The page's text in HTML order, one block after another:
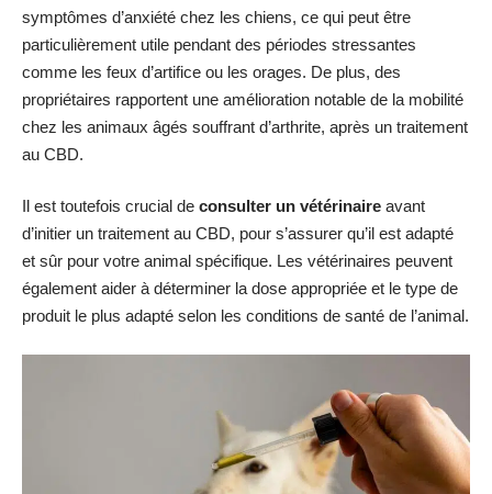
symptômes d’anxiété chez les chiens, ce qui peut être
particulièrement utile pendant des périodes stressantes
comme les feux d’artifice ou les orages. De plus, des
propriétaires rapportent une amélioration notable de la mobilité
chez les animaux âgés souffrant d’arthrite, après un traitement
au CBD.
Il est toutefois crucial de consulter un vétérinaire avant
d’initier un traitement au CBD, pour s’assurer qu’il est adapté
et sûr pour votre animal spécifique. Les vétérinaires peuvent
également aider à déterminer la dose appropriée et le type de
produit le plus adapté selon les conditions de santé de l’animal.